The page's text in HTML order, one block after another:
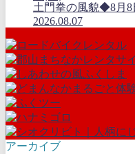
土門拳の風貌◆8月8
2026.08.07
アーカイブ